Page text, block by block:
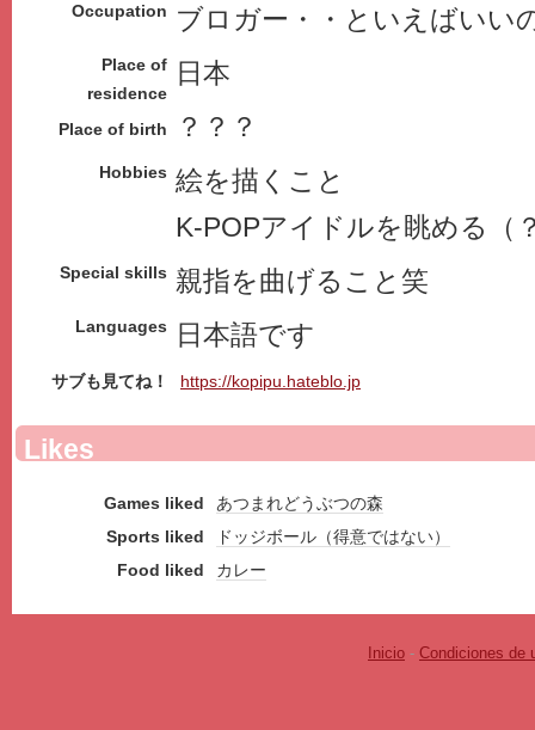
Occupation ブロガー・・といえばいい
Place of
residence
日本
Place of birth ？？？
Hobbies 絵を描くこと
K‐POPアイドルを眺める（
Special skills 親指を曲げること笑
Languages 日本語です
サブも見てね！ https://kopipu.hateblo.jp
Likes
Games liked
あつまれどうぶつの森
Sports liked
ドッジボール（得意ではない）
Food liked
カレー
Inicio - Condiciones de